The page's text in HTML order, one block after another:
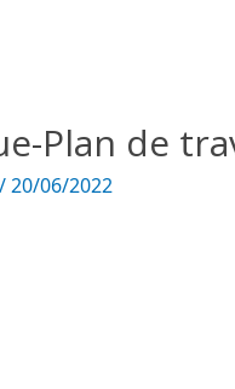
Plan de
/20/06/2022